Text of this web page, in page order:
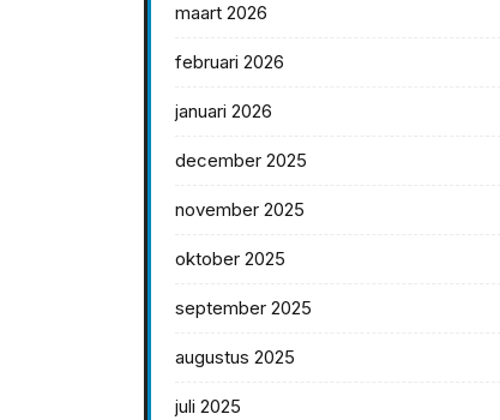
maart 2026
februari 2026
januari 2026
december 2025
november 2025
oktober 2025
september 2025
augustus 2025
juli 2025